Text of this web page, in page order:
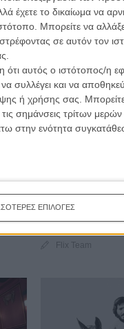
έχετε το δικαίωμα να
Μπορείτε να
σε αυτόν τον
αυτός ο ιστότοπος/η
συλλέγει και να
ή χρήσης σας.
σημάνσεις τρίτων
στην ενότητα
ΕΠΙΛΟΓΕΣ
ΦΕΣΤΙΒΑΛ /
28o Φεστιβάλ
του 27ου Φεστιβάλ
Flix Team